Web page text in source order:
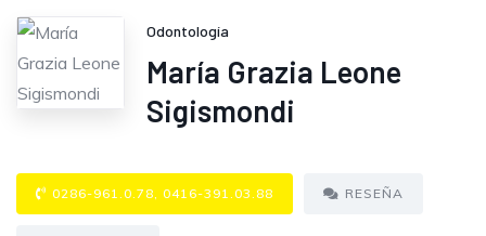
Odontología
María Grazia Leone
Sigismondi
0286-961.0.78, 0416-391.03.88 RESEÑA